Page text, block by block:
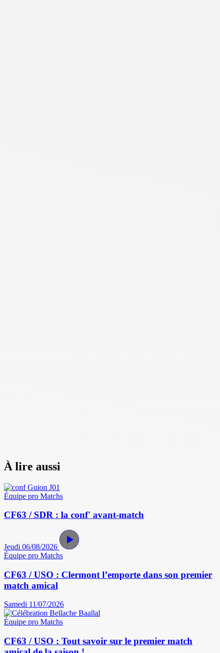
À lire aussi
Équipe pro Matchs
CF63 / SDR : la conf' avant-match
Jeudi 06/08/2026
Équipe pro Matchs
CF63 / USO : Clermont l’emporte dans son premier
match amical
Samedi 11/07/2026
Équipe pro Matchs
CF63 / USO : Tout savoir sur le premier match